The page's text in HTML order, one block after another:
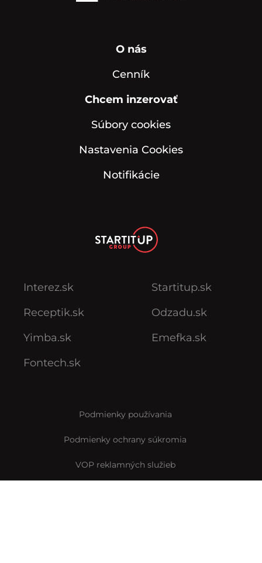
O nás
Cenník
Chcem inzerovať
Súbory cookies
Nastavenia Cookies
Notifikácie
Interez.sk
Receptik.sk
Yimba.sk
Fontech.sk
Startitup.sk
Odzadu.sk
Emefka.sk
Podmienky používania
Podmienky ochrany súkromia
VOP reklamných služieb